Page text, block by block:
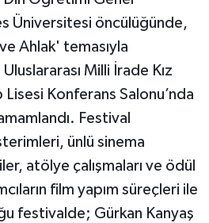
Üniversitesi öncülüğünde,
Ahlak' temasıyla
Milli İrade Kız
Konferans Salonu’nda
Festival
ünlü sinema
atölye çalışmaları ve ödül
film yapım süreçleri ile
festivalde; Gürkan Kanyaş